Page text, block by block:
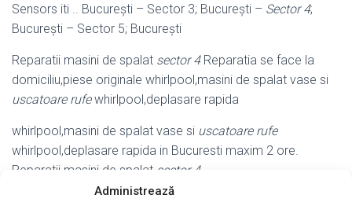
Administrează
Sensors iti .. Bucureşti – Sector 3; Bucureşti – Sector 4;
Bucureşti – Sector 5; Bucureşti
Reparatii masini de spalat sector 4Reparatia se face la
domiciliu,piese originale whirlpool,masini de spalat vase si
uscatoare rufewhirlpool,deplasare rapida
whirlpool,masini de spalat vase si uscatoare rufe
whirlpool,deplasare rapida in Bucuresti maxim 2 ore.
Reparatii masini de spalat sector 4.